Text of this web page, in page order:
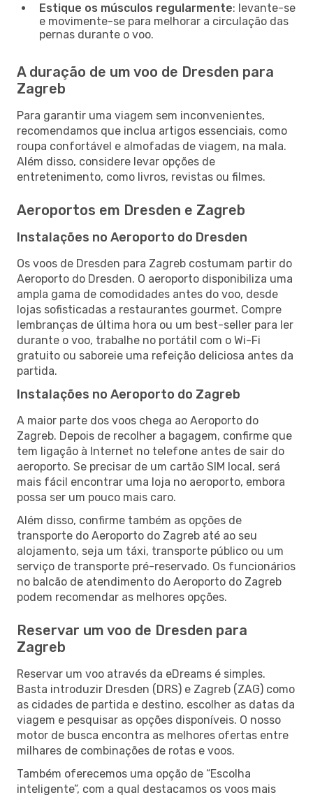
Estique os músculos regularmente: levante-se
e movimente-se para melhorar a circulação das
pernas durante o voo.
A duração de um voo de Dresden para
Zagreb
Para garantir uma viagem sem inconvenientes,
recomendamos que inclua artigos essenciais, como
roupa confortável e almofadas de viagem, na mala.
Além disso, considere levar opções de
entretenimento, como livros, revistas ou filmes.
Aeroportos em Dresden e Zagreb
Instalações no Aeroporto do Dresden
Os voos de Dresden para Zagreb costumam partir do
Aeroporto do Dresden. O aeroporto disponibiliza uma
ampla gama de comodidades antes do voo, desde
lojas sofisticadas a restaurantes gourmet. Compre
lembranças de última hora ou um best-seller para ler
durante o voo, trabalhe no portátil com o Wi-Fi
gratuito ou saboreie uma refeição deliciosa antes da
partida.
Instalações no Aeroporto do Zagreb
A maior parte dos voos chega ao Aeroporto do
Zagreb. Depois de recolher a bagagem, confirme que
tem ligação à Internet no telefone antes de sair do
aeroporto. Se precisar de um cartão SIM local, será
mais fácil encontrar uma loja no aeroporto, embora
possa ser um pouco mais caro.
Além disso, confirme também as opções de
transporte do Aeroporto do Zagreb até ao seu
alojamento, seja um táxi, transporte público ou um
serviço de transporte pré-reservado. Os funcionários
no balcão de atendimento do Aeroporto do Zagreb
podem recomendar as melhores opções.
Reservar um voo de Dresden para
Zagreb
Reservar um voo através da eDreams é simples.
Basta introduzir Dresden (DRS) e Zagreb (ZAG) como
as cidades de partida e destino, escolher as datas da
viagem e pesquisar as opções disponíveis. O nosso
motor de busca encontra as melhores ofertas entre
milhares de combinações de rotas e voos.
Também oferecemos uma opção de “Escolha
inteligente”, com a qual destacamos os voos mais